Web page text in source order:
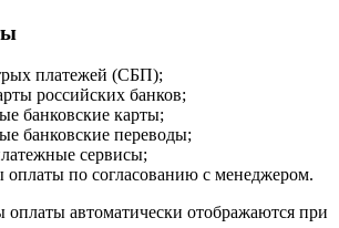
платежей (СБП);
российских банков;
банковские карты;
банковские переводы;
сервисы;
оплаты по согласованию с менеджером.
автоматически отображаются при